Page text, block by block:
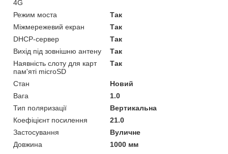
4G
Режим моста
Так
Міжмережевий екран
Так
DHCP-сервер
Так
Вихід під зовнішню антену
Так
Наявність слоту для карт
пам'яті microSD
Так
Стан
Новий
Вага
1.0
Тип поляризації
Вертикальна
Коефіцієнт посилення
21.0
Застосування
Вуличне
Довжина
1000 мм